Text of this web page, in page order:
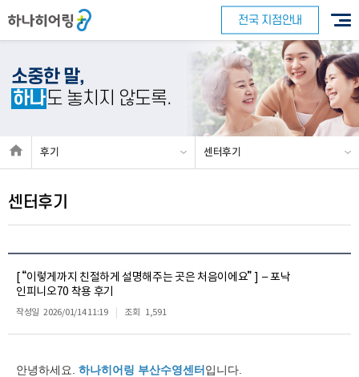
전국 지점안내
소중한 말,
하나도 놓치지 않도록.
후기 센터후기
센터후기
[ “이렇게까지 친절하게 설명해주는 곳은 처음이에요” ] – 포낙
인피니오70 착용 후기
작성일 2026/01/14 11:19 조회 1,591
안녕하세요. 하나히어링 부산수영센터 입니다.